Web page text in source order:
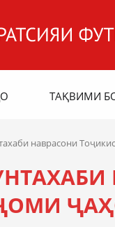
ТАҚВИМИ
наврасони